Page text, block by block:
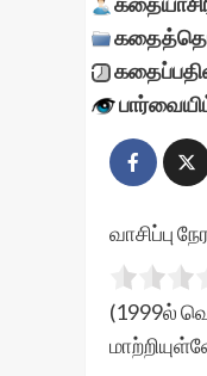
வாசிப்பு
(1999ல்